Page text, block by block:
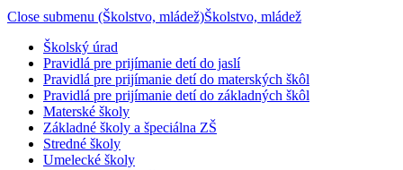
Close submenu (Školstvo, mládež)Školstvo, mládež
Školský úrad
Pravidlá pre prijímanie detí do jaslí
Pravidlá pre prijímanie detí do materských škôl
Pravidlá pre prijímanie detí do základných škôl
Materské školy
Základné školy a špeciálna ZŠ
Stredné školy
Umelecké školy